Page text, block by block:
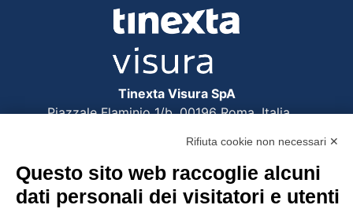
Tinexta Visura SpA
Piazzale Flaminio 1/b, 00196 Roma, Italia
Società soggetta alla direzione e coordinamento
di Tinexta SpA
P.IVA 05338771008 REA n. 877679
Rifiuta cookie non necessari ✕
Questo sito web raccoglie alcuni
dati personali dei visitatori e utenti